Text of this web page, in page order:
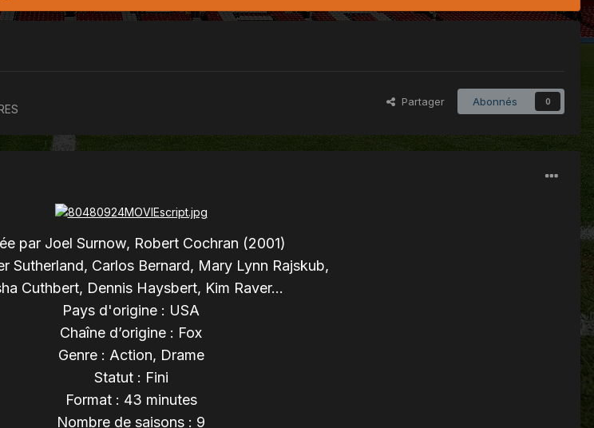
Partager Abonnés 0
par Joel Surnow, Robert Cochran (2001)
Sutherland, Carlos Bernard, Mary Lynn Rajskub,
Cuthbert, Dennis Haysbert, Kim Raver...
Pays d'origine : USA
Chaîne d’origine : Fox
Genre : Action, Drame
Statut : Fini
Format : 43 minutes
Nombre de saisons : 9